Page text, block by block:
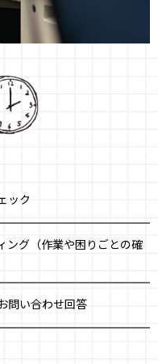
ック
ング（作業や困りごとの確
問い合わせ回答